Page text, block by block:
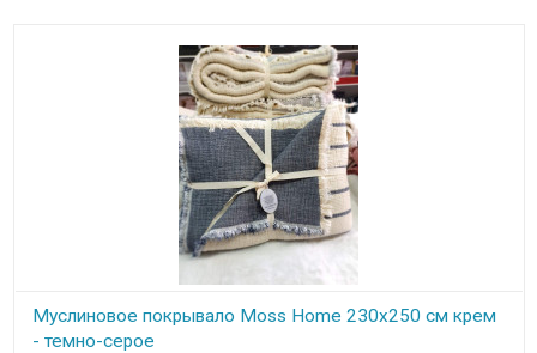
Муслиновое покрывало Moss Home 230x250 см крем
- темно-серое